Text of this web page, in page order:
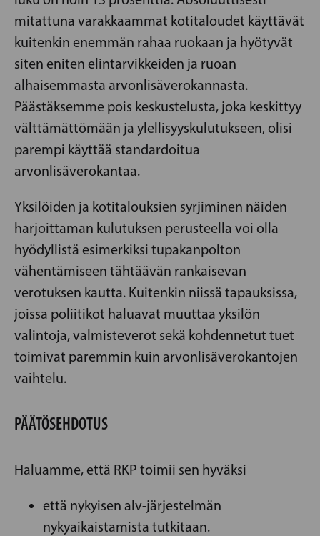
mitattuna varakkaammat kotitaloudet käyttävät
kuitenkin enemmän rahaa ruokaan ja hyötyvät
siten eniten elintarvikkeiden ja ruoan
alhaisemmasta arvonlisäverokannasta.
Päästäksemme pois keskustelusta, joka keskittyy
välttämättömään ja ylellisyyskulutukseen, olisi
parempi käyttää standardoitua
arvonlisäverokantaa.
Yksilöiden ja kotitalouksien syrjiminen näiden
harjoittaman kulutuksen perusteella voi olla
hyödyllistä esimerkiksi tupakanpolton
vähentämiseen tähtäävän rankaisevan
verotuksen kautta. Kuitenkin niissä tapauksissa,
joissa poliitikot haluavat muuttaa yksilön
valintoja, valmisteverot sekä kohdennetut tuet
toimivat paremmin kuin arvonlisäverokantojen
vaihtelu.
PÄÄTÖSEHDOTUS
Haluamme, että RKP toimii sen hyväksi
että nykyisen alv-järjestelmän
nykyaikaistamista tutkitaan.